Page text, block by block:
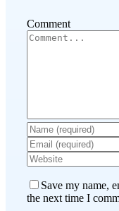
Comment
Save my name,
the next time I